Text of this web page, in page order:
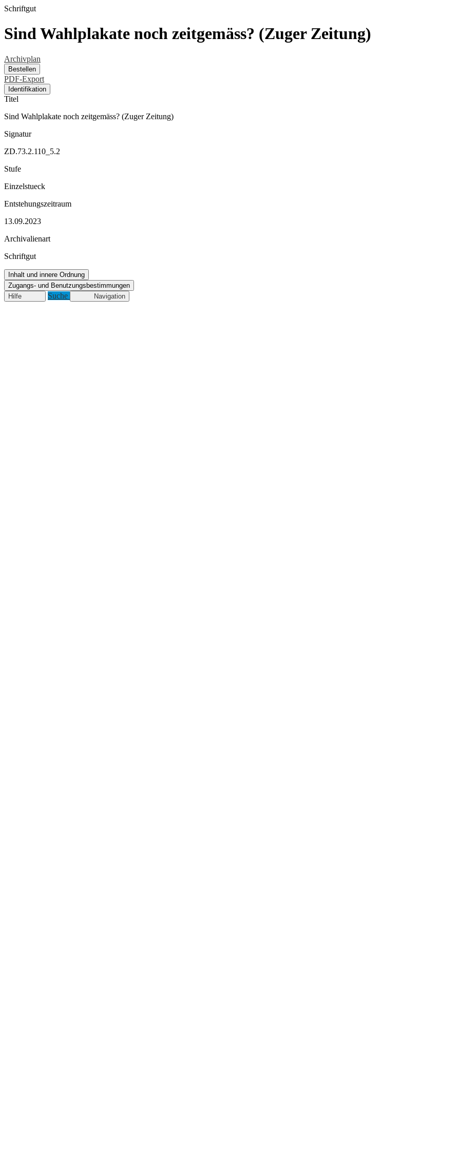
Schriftgut
Sind Wahlplakate noch zeitgemäss? (Zuger Zeitung)
Archivplan
Bestellen
PDF-Export
Identifikation
Titel
Sind Wahlplakate noch zeitgemäss? (Zuger Zeitung)
Signatur
ZD.73.2.110_5.2
Stufe
Einzelstueck
Entstehungszeitraum
13.09.2023
Archivalienart
Schriftgut
Inhalt und innere Ordnung
Zugangs- und Benutzungsbestimmungen
Hilfe
Suche Navigation